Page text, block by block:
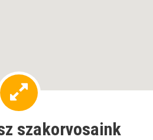
szakorvosaink